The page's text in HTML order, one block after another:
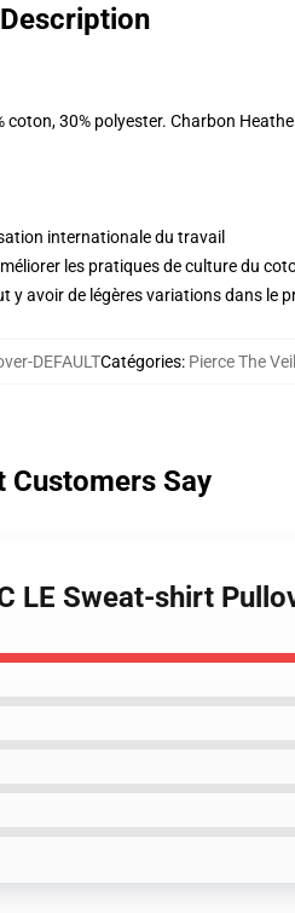
Description
30% polyester. Charbon
internationale du travail
les pratiques de culture du
y avoir de légères variations dans le
DEFAULTCatégories: Pierce The
Customers Say
LE Sweat-shirt